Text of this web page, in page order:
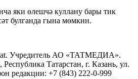
яки өлешчә куллану бары тик
булганда гына мөмкин.
Учредитель АО «ТАТМЕДИА».
Татарстан, г. Казань, ул.
редакции: +7 (843) 222-0-999